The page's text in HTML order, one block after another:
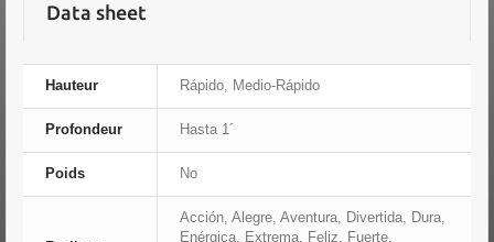
Data sheet
Hauteur Rápido, Medio-Rápido
Profondeur Hasta 1´
Poids No
Acción, Alegre, Aventura, Divertida, Dura,
Enérgica, Extrema, Feliz, Fuerte,